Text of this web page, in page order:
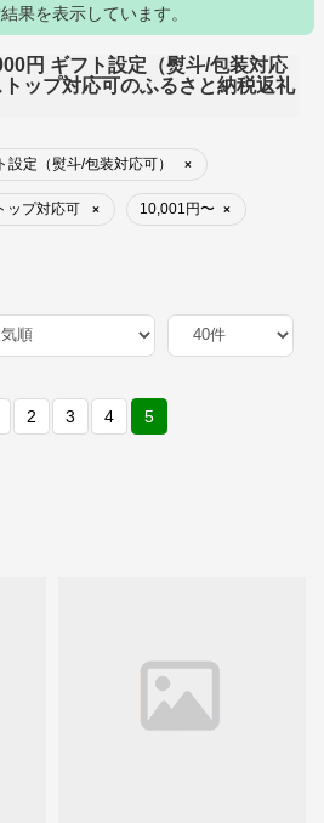
結果を表示しています。
円 ギフト設定（熨斗/包装対応
ップ対応可のふるさと納税返礼
設定（熨斗/包装対応可） ×
ップ対応可 × 10,001円〜 ×
2 3 4 5